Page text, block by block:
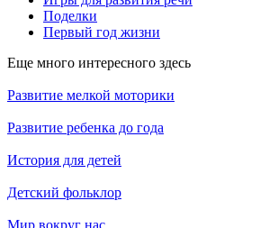
Поделки
Первый год жизни
Еще много интересного здесь
Развитие мелкой моторики
Развитие ребенка до года
История для детей
Детский фольклор